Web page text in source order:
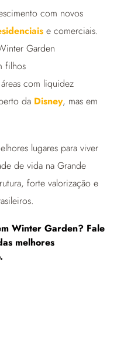
com novos
e comerciais.
Garden
filhos
com liquidez
da Disney, mas em
lugares para viver
de vida na Grande
forte valorização e
Winter Garden? Fale
melhores